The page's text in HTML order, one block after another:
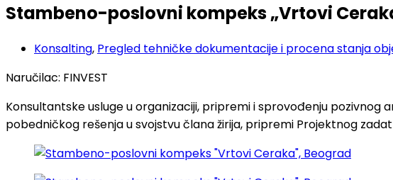
Stambeno-poslovni kompeks „Vrtovi
Konsalting, Pregled tehničke dokumentacije i procena stanja
Naručilac: FINVEST
Konsultantske usluge u organizaciji, pripremi i sprovođenju
pobedničkog rešenja u svojstvu člana žirija, pripremi Projektnog